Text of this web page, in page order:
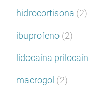
hidrocortisona (2)
ibuprofeno (2)
lidocaína
macrogol (2)